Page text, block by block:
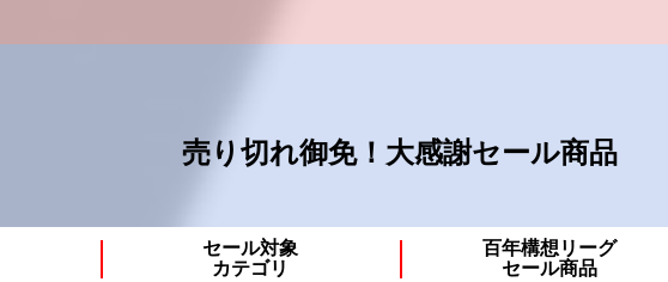
売り切れ御免！大感謝セール商品
セール対象
カテゴリ
百年構想リーグ
セール商品